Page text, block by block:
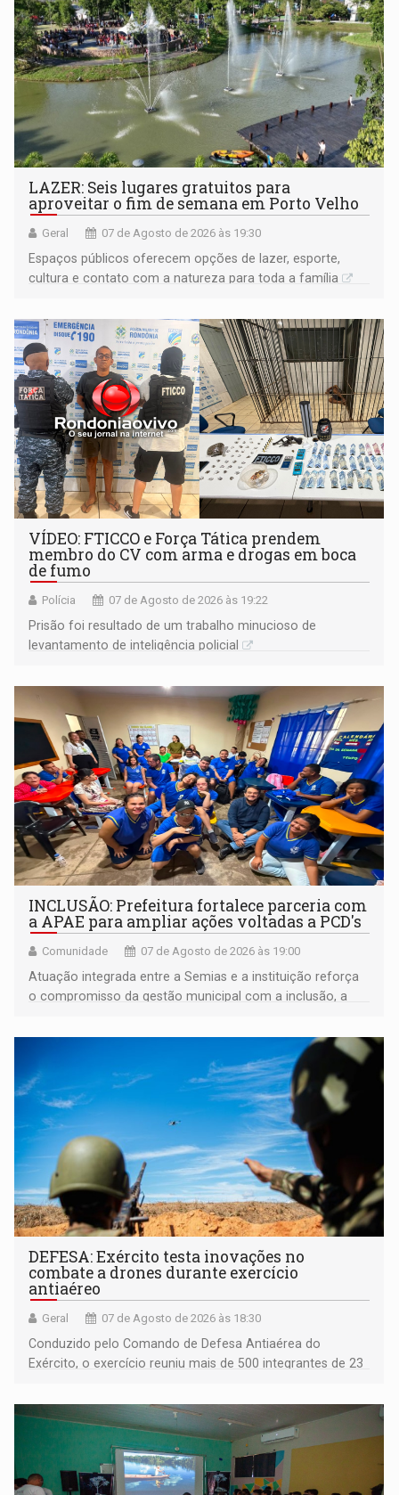
LAZER: Seis lugares gratuitos para
aproveitar o fim de semana em Porto Velho
Geral 07 de Agosto de 2026 às 19:30
Espaços públicos oferecem opções de lazer, esporte,
cultura e contato com a natureza para toda a família
VÍDEO: FTICCO e Força Tática prendem
membro do CV com arma e drogas em boca
de fumo
Polícia 07 de Agosto de 2026 às 19:22
Prisão foi resultado de um trabalho minucioso de
levantamento de inteligência policial
INCLUSÃO: Prefeitura fortalece parceria com
a APAE para ampliar ações voltadas a PCD's
Comunidade 07 de Agosto de 2026 às 19:00
Atuação integrada entre a Semias e a instituição reforça
o compromisso da gestão municipal com a inclusão, a
DEFESA: Exército testa inovações no
combate a drones durante exercício
antiaéreo
Geral 07 de Agosto de 2026 às 18:30
Conduzido pelo Comando de Defesa Antiaérea do
Exército, o exercício reuniu mais de 500 integrantes de 23